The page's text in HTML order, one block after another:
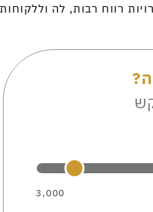
רווח רבות, לה
3,000